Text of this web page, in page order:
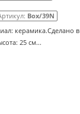
Box/39N
керамика.Сделано в
25 см...